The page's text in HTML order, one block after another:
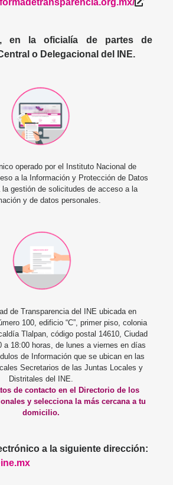
en la oficialía de partes de
o Delegacional del INE.
operado por el Instituto Nacional de
a la Información y Protección de Datos
la gestión de solicitudes de acceso a la
y de datos personales.
de Transparencia del INE ubicada en
100, edificio “C”, primer piso, colonia
Tlalpan, código postal 14610, Ciudad
a 18:00 horas, de lunes a viernes en días
de Información que se ubican en las
Secretarios de las Juntas Locales y
Distritales del INE.
de contacto en el Directorio de los
y selecciona la más cercana a tu
domicilio.
a la siguiente dirección: